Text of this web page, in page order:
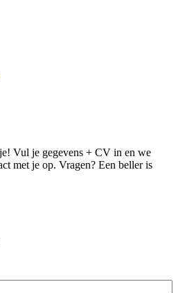
Vul je gegevens + CV in en we
met je op. Vragen? Een beller is